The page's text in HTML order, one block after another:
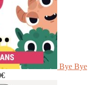
Bye Bye
€